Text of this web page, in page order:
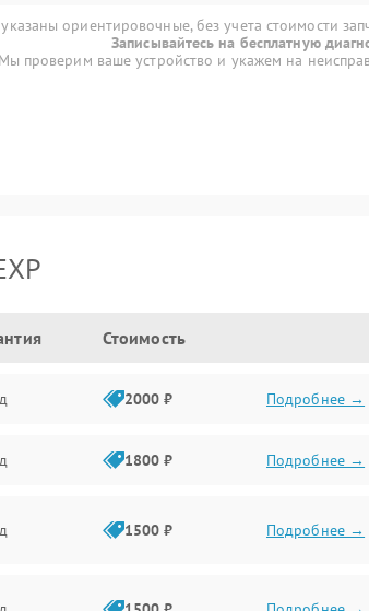
ориентировочные, без учета стоимости
Записывайтесь на бесплатную
Мы проверим ваше устройство и укажем на
Стоимость
2000 ₽ Подробнее →
1800 ₽ Подробнее →
1500 ₽ Подробнее →